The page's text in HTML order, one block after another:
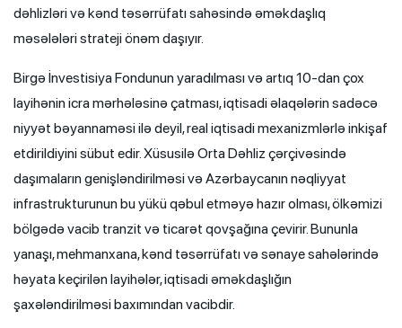
dəhlizləri və kənd təsərrüfatı sahəsində əməkdaşlıq
məsələləri strateji önəm daşıyır.
Birgə İnvestisiya Fondunun yaradılması və artıq 10-dan çox
layihənin icra mərhələsinə çatması, iqtisadi əlaqələrin sadəcə
niyyət bəyannaməsi ilə deyil, real iqtisadi mexanizmlərlə inkişaf
etdirildiyini sübut edir. Xüsusilə Orta Dəhliz çərçivəsində
daşımaların genişləndirilməsi və Azərbaycanın nəqliyyat
infrastrukturunun bu yükü qəbul etməyə hazır olması, ölkəmizi
bölgədə vacib tranzit və ticarət qovşağına çevirir. Bununla
yanaşı, mehmanxana, kənd təsərrüfatı və sənaye sahələrində
həyata keçirilən layihələr, iqtisadi əməkdaşlığın
şaxələndirilməsi baxımından vacibdir.